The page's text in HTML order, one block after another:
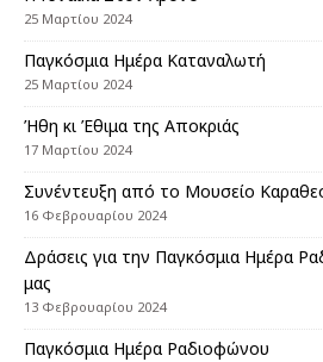
25 Μαρτίου 2024
Παγκόσμια Ημέρα Καταναλωτή
25 Μαρτίου 2024
Ήθη κι Έθιμα της Αποκριάς
17 Μαρτίου 2024
Συνέντευξη από το Μουσείο
16 Φεβρουαρίου 2024
Δράσεις για την Παγκόσμια Ημέρα
μας
13 Φεβρουαρίου 2024
Παγκόσμια Ημέρα Ραδιοφώνου